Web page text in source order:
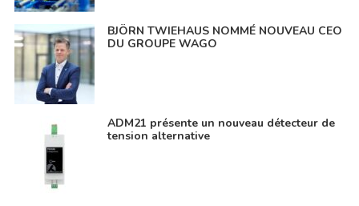
BJÖRN TWIEHAUS NOMMÉ NOUVEAU CEO
DU GROUPE WAGO
ADM21 présente un nouveau détecteur de
tension alternative